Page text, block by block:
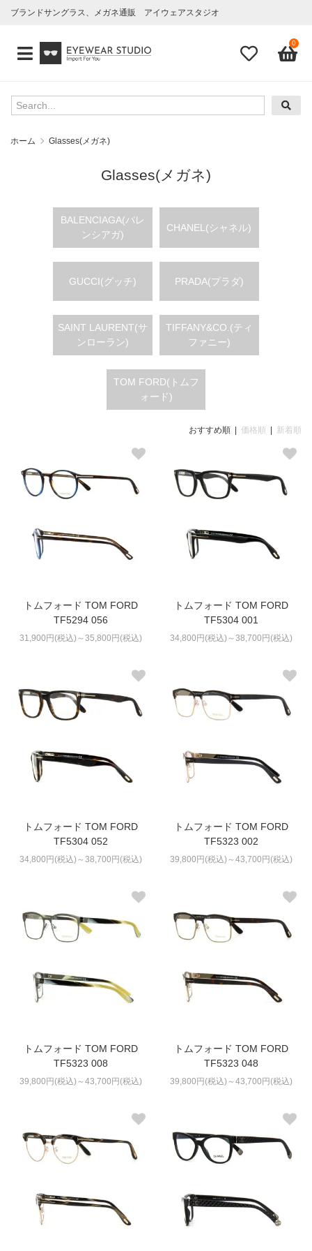
ブランドサングラス、メガネ通販 アイウェアスタジオ
0
ホーム Glasses(メガネ)
Glasses(メガネ)
BALENCIAGA(バレ
ンシアガ)
CHANEL(シャネル)
GUCCI(グッチ) PRADA(プラダ)
SAINT LAURENT(サ
ンローラン)
TIFFANY&CO.(ティ
ファニー)
TOM FORD(トムフ
ォード)
おすすめ順 | 価格順 新着順
トムフォード TOM FORD
TF5294 056
31,900円(税込)～35,800円(税込)
トムフォード TOM FORD
TF5304 001
34,800円(税込)～38,700円(税込)
トムフォード TOM FORD
TF5304 052
34,800円(税込)～38,700円(税込)
トムフォード TOM FORD
TF5323 002
39,800円(税込)～43,700円(税込)
トムフォード TOM FORD
TF5323 008
39,800円(税込)～43,700円(税込)
トムフォード TOM FORD
TF5323 048
39,800円(税込)～43,700円(税込)